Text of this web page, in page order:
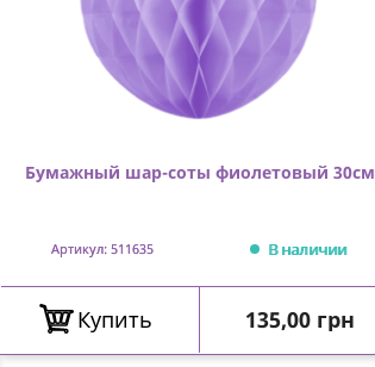
Бумажный шар-соты фиолетовый 30см
Артикул: 511635 В наличии
Купить Цена
135,00 грн